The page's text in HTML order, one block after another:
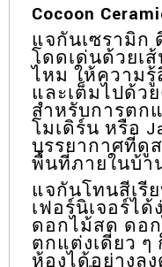
มิก
quantity
Cocoon
แจกันเซรามิก
โดดเด่นด้วยเ
ไหม ให้ความ
และเต็มไปด้ว
สำหรับการตก
โมเดิร์น หรือ
บรรยากาศที่ดู
พื้นที่ภายในบ้า
แจกันโทนสีเรี
เฟอร์นิเจอร์ไ
ดอกไม้สด ดอ
ตกแต่งเดี่ยว ๆ
ห้องได้อย่างล